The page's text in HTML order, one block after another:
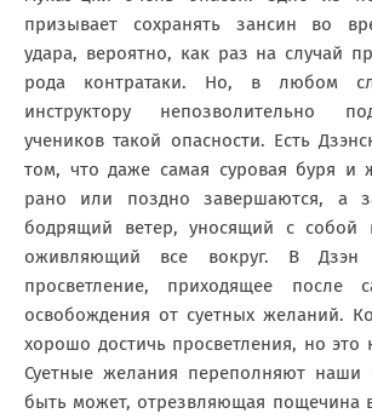
призывает сохранять зансин во
удара, вероятно, как раз на случай
рода контратаки. Но, в любом
инструктору непозволительно
учеников такой опасности. Есть
том, что даже самая суровая буря и
рано или поздно завершаются, а
бодрящий ветер, уносящий с собой
оживляющий все вокруг. В Дзэн
просветление, приходящее после
освобождения от суетных желаний.
хорошо достичь просветления, но это
Суетные желания переполняют наши
быть может, отрезвляющая пощечина